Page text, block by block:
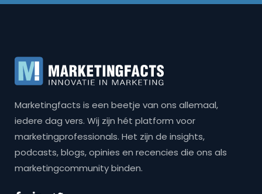
Marketingfacts is een beetje van ons allemaal,
iedere dag vers. Wij zijn hét platform voor
marketingprofessionals. Het zijn de insights,
podcasts, blogs, opinies en recencies die ons als
marketingcommunity binden.